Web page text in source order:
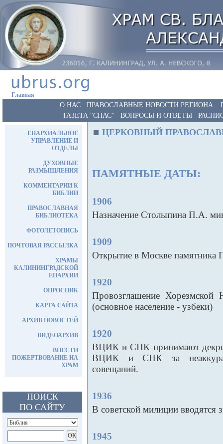
Главная
О НАС ПРАВОСЛАВНЫЕ НОВОСТИ РЕГИОНА
ГАЗЕТА "СПАС"
ВОПРОСЫ И ОТВЕТЫ
ЕПАРХИАЛЬНОЕ
УПРАВЛЕНИЕ И
ОТДЕЛЫ
ДУХОВНЫЕ
РАЗМЫШЛЕНИЯ
КОММЕНТАРИИ К
БИБЛИИ
ПРАВОСЛАВНАЯ
БИБЛИОТЕКА
ФОТОЛЕТОПИСЬ
ПОЧТОВАЯ РАССЫЛКА
ХРАМЫ
КАЛИНИНГРАДСКОЙ
ЕПАРХИИ
ОПРОСНИК
КАРТА САЙТА
АРХИВ НОВОСТЕЙ
ВИДЕОАРХИВ
ВНЕСТИ
ПОЖЕРТВОВАНИЕ НА
ХРАМ
ПОИСК
ПО САЙТУ
ЦЕРКОВНЫЙ
ПАМЯТНЫЕ ДАТЫ:
1906
Назначение Столыпина П.А.
1909
Открытие в Москве
1920
Провозглашение Хорезмской
(основное население - узбеки)
1920
ВЦИК и СНК принимают
ВЦИК и СНК за
совещаний.
1936
В советской милиции вводятся
1945